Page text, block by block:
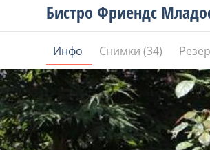
Пловдив
Бургас
В. Търново
Банско
Всички останали
Бистро Фриендс
Инфо Снимки (34)